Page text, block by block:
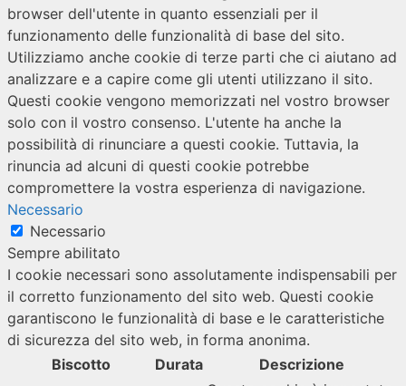
browser dell'utente in quanto essenziali per il
funzionamento delle funzionalità di base del sito.
Utilizziamo anche cookie di terze parti che ci aiutano ad
analizzare e a capire come gli utenti utilizzano il sito.
Questi cookie vengono memorizzati nel vostro browser
solo con il vostro consenso. L'utente ha anche la
possibilità di rinunciare a questi cookie. Tuttavia, la
rinuncia ad alcuni di questi cookie potrebbe
compromettere la vostra esperienza di navigazione.
Necessario
Necessario
Sempre abilitato
I cookie necessari sono assolutamente indispensabili per
il corretto funzionamento del sito web. Questi cookie
garantiscono le funzionalità di base e le caratteristiche
di sicurezza del sito web, in forma anonima.
Biscotto
Durata Descrizione